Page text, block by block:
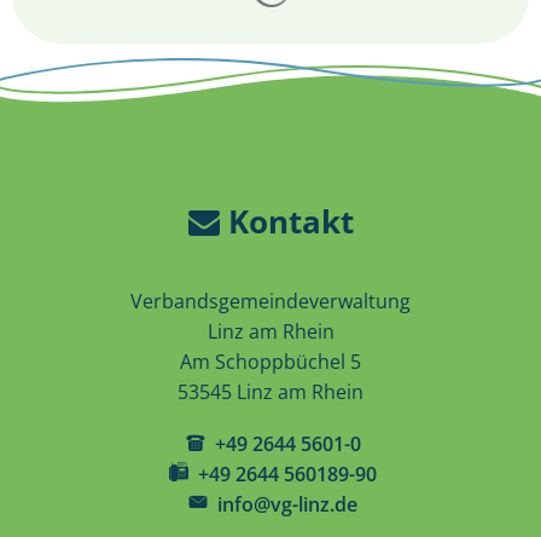
Kontakt
Verbandsgemeindeverwaltung
Linz am Rhein
Am Schoppbüchel 5
53545 Linz am Rhein
+49 2644 5601-0
+49 2644 560189-90
info@vg-linz.de